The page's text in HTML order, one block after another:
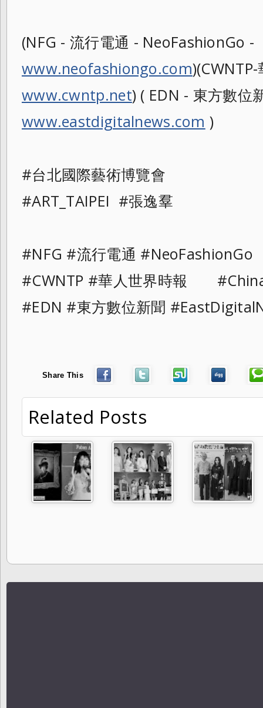
(NFG - 流行電通 - NeoFashionGo -
www.neofashiongo.com
www.cwntp.net) ( EDN - 東方數位
www.eastdigitalnews.com )
#台北國際藝術博覽會
#ART_TAIPEI #張逸羣
#NFG #流行電通 #NeoFashionGo
#CWNTP #華人世界時報
#EDN #東方數位新聞
Share This
Related Posts